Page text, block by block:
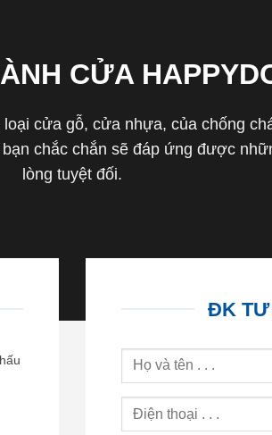
CỬA
cửa gỗ, cửa nhựa, của chống
chắc chắn sẽ đáp ứng được
lòng tuyệt đối.
ĐK TƯ